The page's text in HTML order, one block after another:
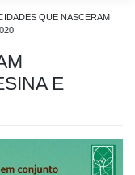
QUE NASCERAM
E